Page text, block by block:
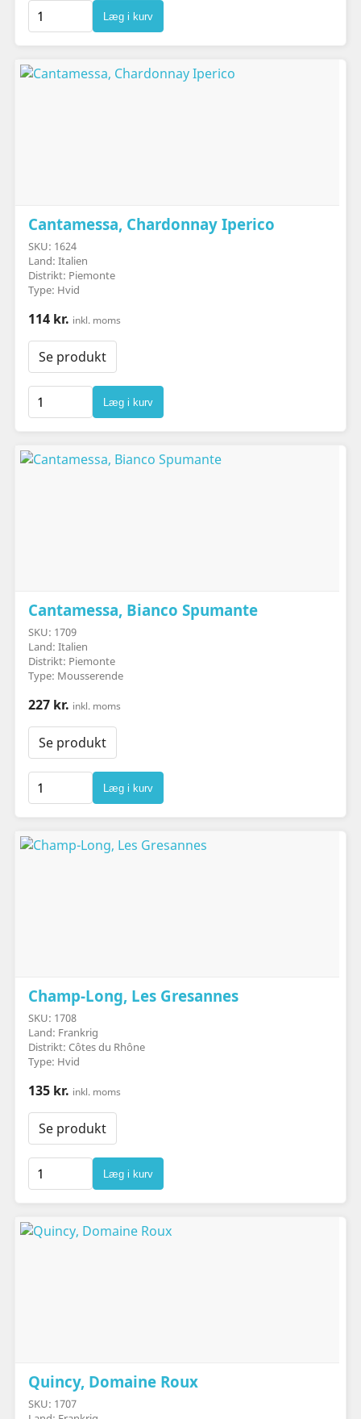
Læg i kurv
Cantamessa, Chardonnay Iperico
SKU: 1624
Land: Italien
Distrikt: Piemonte
Type: Hvid
114 kr. inkl. moms
Se produkt
Læg i kurv
Cantamessa, Bianco Spumante
SKU: 1709
Land: Italien
Distrikt: Piemonte
Type: Mousserende
227 kr. inkl. moms
Se produkt
Læg i kurv
Champ-Long, Les Gresannes
SKU: 1708
Land: Frankrig
Distrikt: Côtes du Rhône
Type: Hvid
135 kr. inkl. moms
Se produkt
Læg i kurv
Quincy, Domaine Roux
SKU: 1707